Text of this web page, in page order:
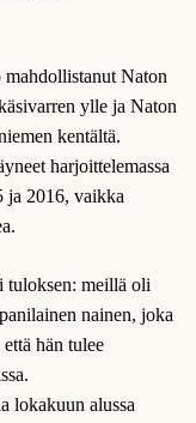
mahdollistanut Naton
ylle ja Naton
kentältä.
harjoittelemassa
ja 2016, vaikka
tuloksen: meillä oli
nainen, joka
hän tulee
lokakuun alussa